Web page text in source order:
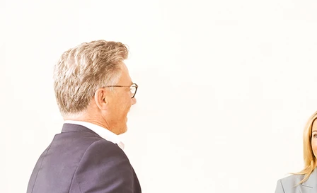
Informationen
Für Patienten
Für Zuweiser
Für Angehörige
Über Oberberg
Kliniken für Kinder & Jugendlichen